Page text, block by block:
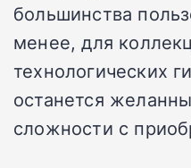
большинства
менее, для
технологических
останется
сложности с